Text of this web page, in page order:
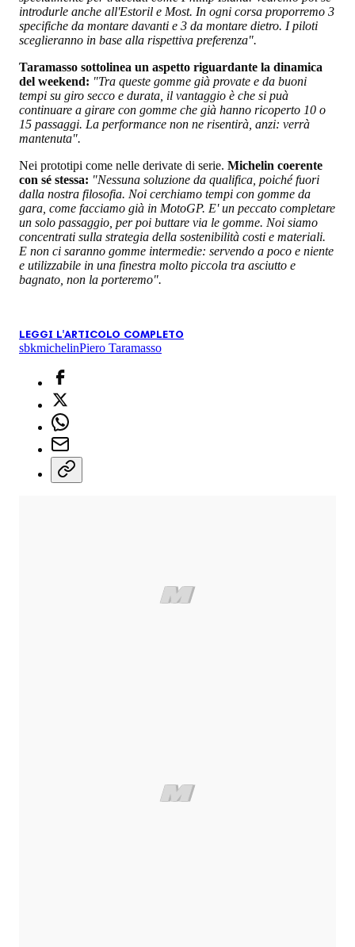
introdurle anche all'Estoril e Most. In ogni corsa proporremo 3
specifiche da montare davanti e 3 da montare dietro. I piloti
sceglieranno in base alla rispettiva preferenza".
Taramasso sottolinea un aspetto riguardante la dinamica
del weekend: "Tra queste gomme già provate e da buoni
tempi su giro secco e durata, il vantaggio è che si puà
continuare a girare con gomme che già hanno ricoperto 10 o
15 passaggi. La performance non ne risentirà, anzi: verrà
mantenuta".
Nei prototipi come nelle derivate di serie. Michelin coerente
con sé stessa: "Nessuna soluzione da qualifica, poiché fuori
dalla nostra filosofia. Noi cerchiamo tempi con gomme da
gara, come facciamo già in MotoGP. E' un peccato completare
un solo passaggio, per poi buttare via le gomme. Noi siamo
concentrati sulla strategia della sostenibilità costi e materiali.
E non ci saranno gomme intermedie: servendo a poco e niente
e utilizzabile in una finestra molto piccola tra asciutto e
bagnato, non la porteremo".
LEGGI L'ARTICOLO COMPLETO
sbkmichelinPiero Taramasso